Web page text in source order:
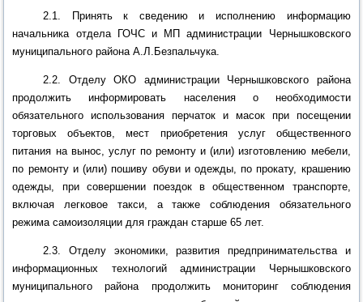
2.1. Принять к сведению и исполнению информацию
начальника отделаГОЧС и МП администрации Чернышковского
муниципального района А.Л.Безпальчука.
2.2. Отделу ОКО администрации Чернышковского района
продолжить информировать населения о необходимости
обязательного использования перчаток и масок при посещении
торговых объектов, мест приобретения услуг общественного
питания на вынос, услуг по ремонту и (или) изготовлению мебели,
по ремонту и (или) пошиву обуви и одежды, по прокату, крашению
одежды, при совершении поездок в общественном транспорте,
включая легковое такси, а также соблюдения обязательного
режима самоизоляции для граждан старше 65 лет.
2.3. Отделу экономики, развития предпринимательства и
информационных технологий администрации Чернышковского
муниципального района продолжить мониторинг соблюдения